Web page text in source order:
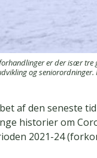
er der især
og seniorordninger.
af den seneste
historier om
2021-24